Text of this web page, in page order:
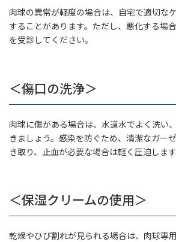
肉球の異常が軽度の場合は、自宅で適切な
することがあります。ただし、悪化する場
を受診してください。
＜傷口の洗浄＞
肉球に傷がある場合は、水道水でよく洗い
きましょう。感染を防ぐため、清潔なガー
き取り、止血が必要な場合は軽く圧迫します
＜保湿クリームの使用＞
乾燥やひび割れが見られる場合は、肉球専